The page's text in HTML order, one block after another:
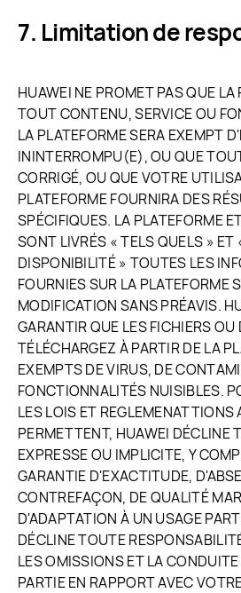
Limitation de
HUAWEI NE PROMET PAS QUE LA
TOUT CONTENU, SERVICE OU
LA PLATEFORME SERA EXEMPT
ININTERROMPU(E), OU QUE
CORRIGÉ, OU QUE VOTRE
PLATEFORME FOURNIRA DES
SPÉCIFIQUES. LA PLATEFORME
SONT LIVRÉS « TELS QUELS » ET
DISPONIBILITÉ » TOUTES LES
FOURNIES SUR LA PLATEFORME
MODIFICATION SANS PRÉAVIS.
GARANTIR QUE LES FICHIERS
TÉLÉCHARGEZ À PARTIR DE LA
EXEMPTS DE VIRUS, DE
FONCTIONNALITÉS NUISIBLES.
LES LOIS ET REGLEMENATTIONS
PERMETTENT, HUAWEI DÉCLINE
EXPRESSE OU IMPLICITE, Y
GARANTIE D'EXACTITUDE,
CONTREFAÇON, DE QUALITÉ
D'ADAPTATION À UN USAGE
DÉCLINE TOUTE
LES OMISSIONS ET LA
PARTIE EN RAPPORT AVEC